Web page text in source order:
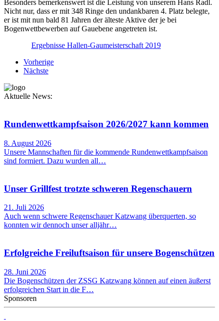
Besonders bemerkenswert ist die Leistung von unserem Hans Radl.
Nicht nur, dass er mit 348 Ringe den undankbaren 4. Platz belegte,
er ist mit nun bald 81 Jahren der älteste Aktive der je bei
Bogenwettbewerben auf Gauebene angetreten ist.
Ergebnisse Hallen-Gaumeisterschaft 2019
Vorherige
Nächste
Aktuelle News:
Rundenwettkampfsaison 2026/2027 kann kommen
8. August 2026
Unsere Mannschaften für die kommende Rundenwettkampfsaison
sind formiert. Dazu wurden all…
Unser Grillfest trotzte schweren Regenschauern
21. Juli 2026
Auch wenn schwere Regenschauer Katzwang überquerten, so
konnten wir dennoch unser alljähr…
Erfolgreiche Freiluftsaison für unsere Bogenschützen
28. Juni 2026
Die Bogenschützen der ZSSG Katzwang können auf einen äußerst
erfolgreichen Start in die F…
Sponsoren